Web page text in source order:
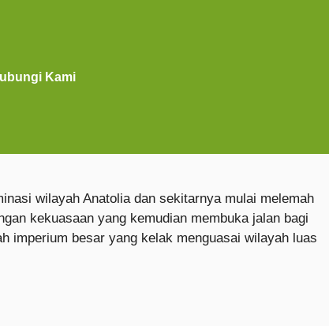
Kami
wilayah Anatolia dan sekitarnya mulai melemah
kekuasaan yang kemudian membuka jalan bagi
imperium besar yang kelak menguasai wilayah luas